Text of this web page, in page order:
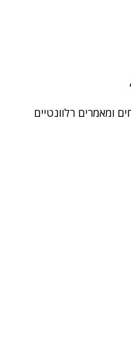
ומאמרים רלוונטיים